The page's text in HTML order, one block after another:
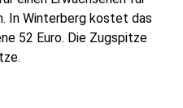
In Winterberg kostet das
52 Euro. Die Zugspitze